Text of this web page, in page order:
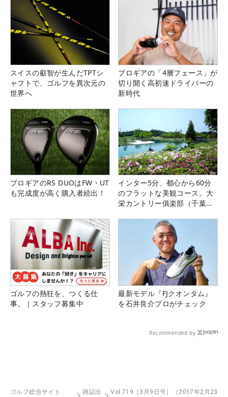
スイスの叡智が生んだTPTシ
ャフトで、ゴルフを異次元の
世界へ
プロギアの「4層フェース」が
切り開く高初速ドライバーの
新時代
プロギアのRS DUOはFW・UT
も完成度が高く購入者続出！
インター5分、都心から60分
のフラットな美観コース。大
栄カントリー俱楽部（千葉
ゴルフの熱狂を、つくる仕
事。｜スタッフ募集中
最新モデル『FJクオンタム』
を石井良介プロがチェック
Recommended by
ゴルフ総合サイト
雑誌出
Vol.719［3月9日号］（2017年2月23